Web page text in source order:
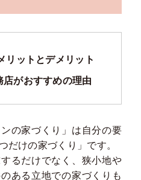
リットとデメリット
がおすすめの理由
の家づくり」は自分の要
だけの家づくり」です。
るだけでなく、狭小地や
ある立地での家づくりも